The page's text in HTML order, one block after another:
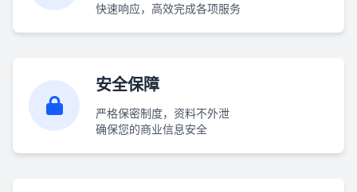
快速响应，高效完成各项服务
安全保障
严格保密制度，资料不外泄
确保您的商业信息安全